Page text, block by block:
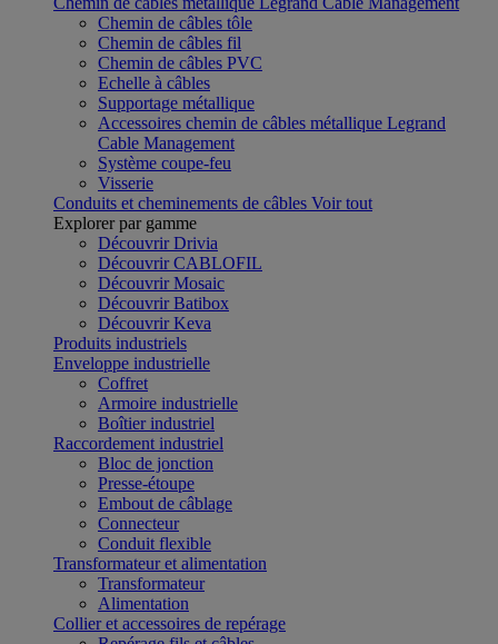
Chemin de câbles tôle
Chemin de câbles fil
Chemin de câbles PVC
Echelle à câbles
Supportage métallique
Accessoires chemin de câbles métallique Legrand
Cable Management
Système coupe-feu
Visserie
Conduits et cheminements de câbles Voir tout
Explorer par gamme
Découvrir Drivia
Découvrir CABLOFIL
Découvrir Mosaic
Découvrir Batibox
Découvrir Keva
Produits industriels
Enveloppe industrielle
Coffret
Armoire industrielle
Boîtier industriel
Raccordement industriel
Bloc de jonction
Presse-étoupe
Embout de câblage
Connecteur
Conduit flexible
Transformateur et alimentation
Transformateur
Alimentation
Collier et accessoires de repérage